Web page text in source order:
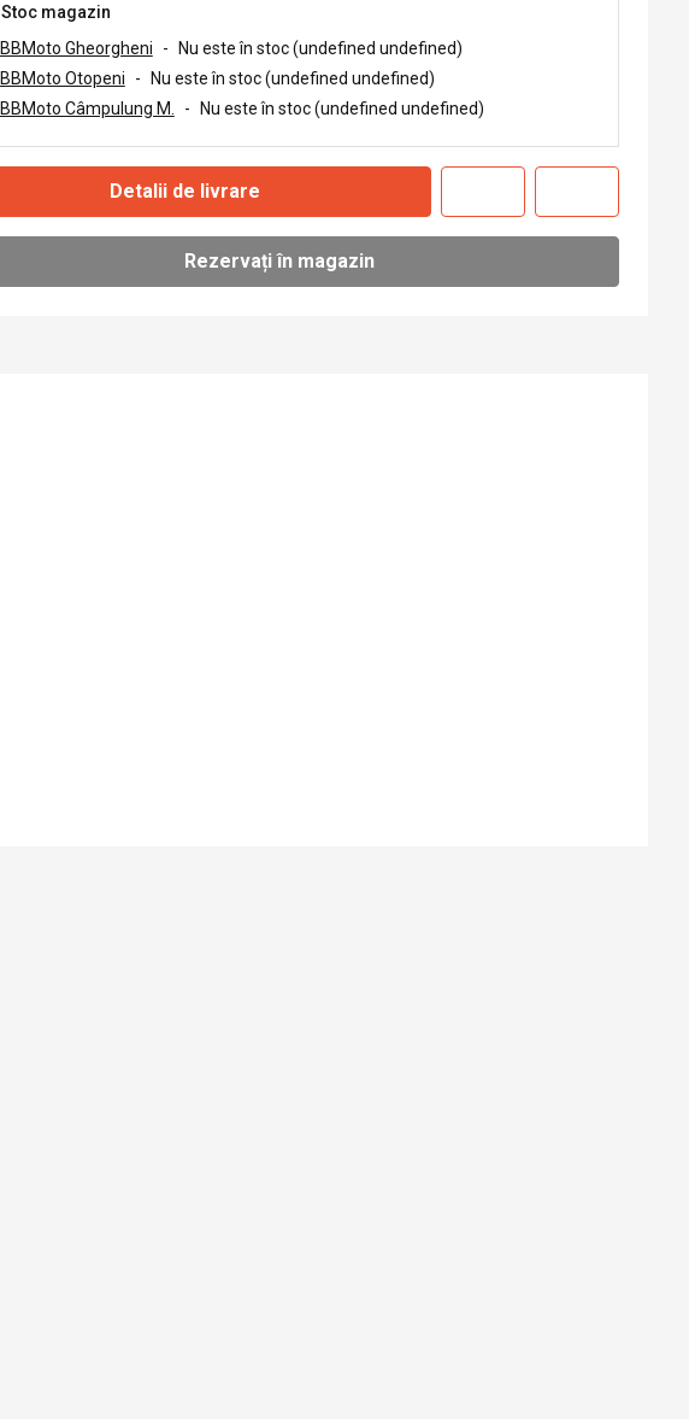
Stoc magazin
BBMoto Gheorgheni
-
Nu este în stoc (undefined undefined)
BBMoto Otopeni
-
Nu este în stoc (undefined undefined)
BBMoto Câmpulung M.
- Nu este în stoc (undefined undefined)
Detalii de livrare
Rezervați în magazin